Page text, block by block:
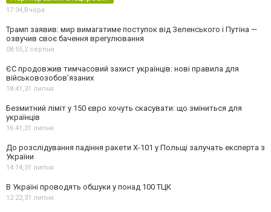
17:34, Вчора
Трамп заявив: мир вимагатиме поступок від Зеленського і Путіна —
озвучив своє бачення врегулювання
08:55,2 серпня
ЄС продовжив тимчасовий захист українців: нові правила для
військовозобов’язаних
18:41,31 липня
Безмитний ліміт у 150 євро хочуть скасувати: що зміниться для
українців
16:41,31 липня
До розслідування падіння ракети Х-101 у Польщі залучать експерта з
України
14:14,31 липня
В Україні проводять обшуки у понад 100 ТЦК
12:22,31 липня